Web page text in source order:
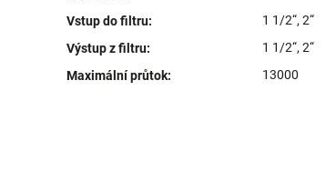
Vstup do filtru:
1 1/2“, 2“
Výstup z filtru:
1 1/2“, 2“
Maximální průtok: 13000